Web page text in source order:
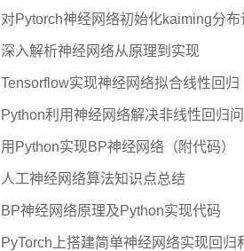
对Pytorch神经网络初始化kaiming分布
深入解析神经网络从原理到实现
Tensorflow实现神经网络拟合线性回归
Python利用神经网络解决非线性回归
用Python实现BP神经网络（附代码）
人工神经网络算法知识点总结
BP神经网络原理及Python实现代码
PyTorch上搭建简单神经网络实现回归